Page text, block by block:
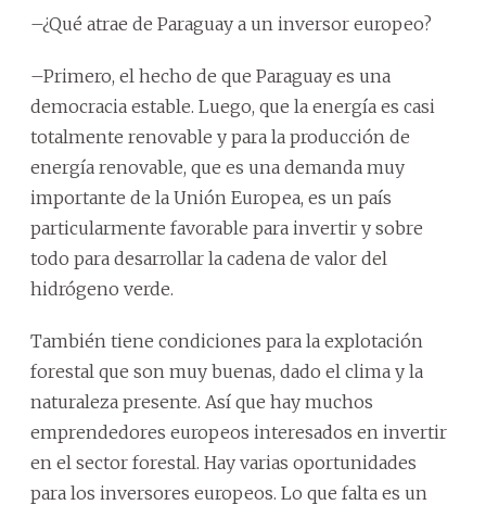
–¿Qué atrae de Paraguay a un inversor europeo?
–Primero, el hecho de que Paraguay es una
democracia estable. Luego, que la energía es casi
totalmente renovable y para la producción de
energía renovable, que es una demanda muy
importante de la Unión Europea, es un país
particularmente favorable para invertir y sobre
todo para desarrollar la cadena de valor del
hidrógeno verde.
También tiene condiciones para la explotación
forestal que son muy buenas, dado el clima y la
naturaleza presente. Así que hay muchos
emprendedores europeos interesados en invertir
en el sector forestal. Hay varias oportunidades
para los inversores europeos. Lo que falta es un